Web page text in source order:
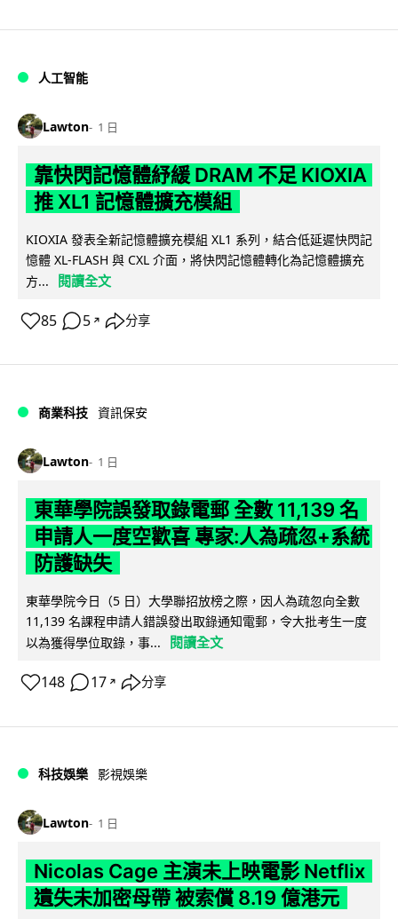
人工智能
Lawton 1 日
靠快閃記憶體紓緩 DRAM 不足 KIOXIA
推 XL1 記憶體擴充模組
KIOXIA 發表全新記憶體擴充模組 XL1 系列，結合低延遲快閃記
憶體 XL-FLASH 與 CXL 介面，將快閃記憶體轉化為記憶體擴充
方...
閱讀全文
85 5 ↗ 分享
商業科技 資訊保安
Lawton 1 日
東華學院誤發取錄電郵 全數 11,139 名
申請人一度空歡喜 專家:人為疏忽+系統
防護缺失
東華學院今日（5 日）大學聯招放榜之際，因人為疏忽向全數
11,139 名課程申請人錯誤發出取錄通知電郵，令大批考生一度
以為獲得學位取錄，事...
閱讀全文
148 17 ↗ 分享
科技娛樂 影視娛樂
Lawton 1 日
Nicolas Cage 主演未上映電影 Netflix
遺失未加密母帶 被索償 8.19 億港元